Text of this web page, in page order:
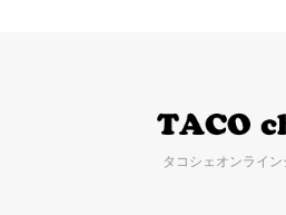
タコシェオンライ